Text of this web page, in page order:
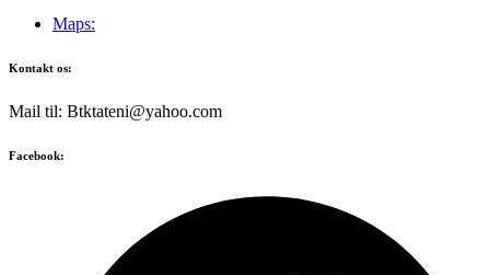
Maps:
Kontakt os:
Mail til: Btktateni@yahoo.com
Facebook: